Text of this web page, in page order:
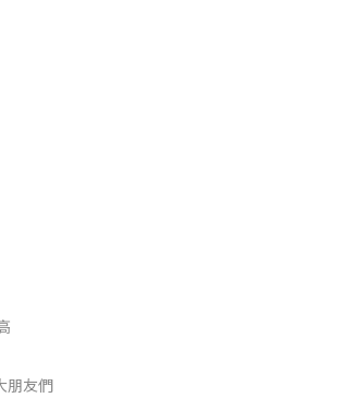
朋友們